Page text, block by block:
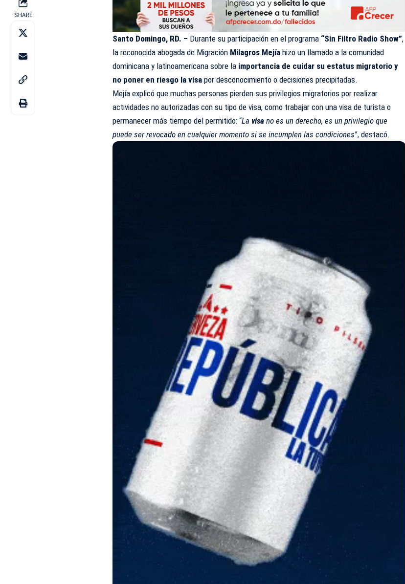
SHARE
Santo Domingo, RD. – Durante su participación en el programa “Sin Filtro Radio Show”,
la reconocida abogada de Migración Milagros Mejía hizo un llamado a la comunidad
dominicana y latinoamericana sobre la importancia de cuidar su estatus migratorio y
no poner en riesgo la visa por desconocimiento o decisiones precipitadas.
Mejía explicó que muchas personas pierden sus privilegios migratorios por realizar
actividades no autorizadas con su tipo de visa, como trabajar con una visa de turista o
permanecer más tiempo del permitido: “La visano es un derecho, es un privilegio que
puede ser revocado en cualquier momento si se incumplen las condiciones”, destacó.